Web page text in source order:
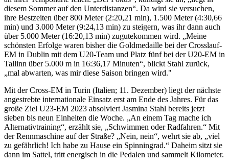
diesem Sommer auf den Unterdistanzen“. Da wird sie versuchen,
ihre Bestzeiten über 800 Meter (2:20,21 min), 1.500 Meter (4:30,66
min) und 3.000 Meter (9:24,13 min) zu steigern, was ihr dann auch
über 5.000 Meter (16:20,13 min) zugutekommen wird. „Meine
schönsten Erfolge waren bisher die Goldmedaille bei der Crosslauf-
EM in Dublin mit dem U20-Team und Platz fünf bei der U20-EM in
Tallinn über 5.000 m in 16:36,17 Minuten“, blickt Stahl zurück,
„mal abwarten, was mir diese Saison bringen wird."
Mit der Cross-EM in Turin (Italien; 11. Dezember) liegt der nächste
angestrebte internationale Einsatz erst am Ende des Jahres. Für das
große Ziel U23-EM 2023 absolviert Jasmina Stahl bereits jetzt
sieben bis neun Einheiten die Woche. „An einem Tag mache ich
Alternativtraining“, erzählt sie, „Schwimmen oder Radfahren.“ Mit
der Rennmaschine auf der Straße? „Nein, nein“, wehrt sie ab, „viel
zu gefährlich! Ich habe zu Hause ein Spinningrad.“ Daheim sitzt sie
dann im Sattel, tritt energisch in die Pedalen und sammelt Kilometer.